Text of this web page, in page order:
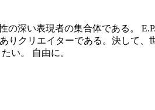
の深い表現者の集合体である。
クリエイターである。決して、
い。 自由に。